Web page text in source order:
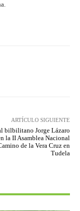
ARTÍCULO SIGUIENTE
bilbilitano Jorge Lázaro
la II Asamblea Nacional
de la Vera Cruz en
Tudela